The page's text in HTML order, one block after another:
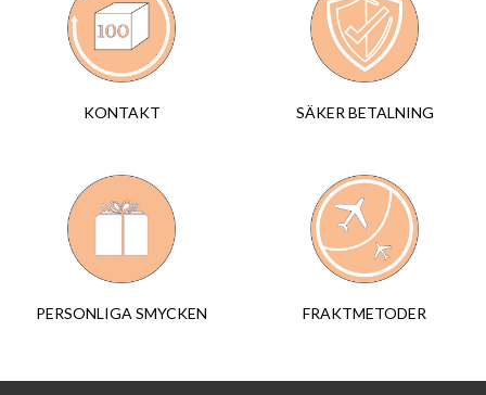
KONTAKT SÄKER BETALNING
PERSONLIGA SMYCKEN FRAKTMETODER